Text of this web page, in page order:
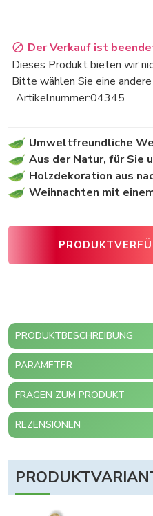
Der Verkauf ist
Dieses Produkt bieten wir
Bitte wählen Sie eine
Artikelnummer:04345
Umweltfreundliche
Aus der Natur, für Sie
Holzdekoration aus
Weihnachten mit
PRODUKTBESCHREIBUNG
PARAMETER
FRAGEN ZUM PRODUKT
REZENSIONEN